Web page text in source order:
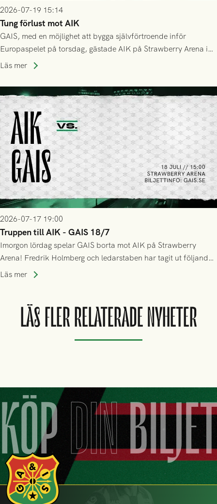
2026-07-19 15:14
Tung förlust mot AIK
GAIS, med en möjlighet att bygga självförtroende inför
Europaspelet på torsdag, gästade AIK på Strawberry Arena i
Stockholm . Men trots konstant hotande i första halvlek av
lyckades få in 2-0.
Läs mer
2026-07-17 19:00
Truppen till AIK - GAIS 18/7
Imorgon lördag spelar GAIS borta mot AIK på Strawberry
Arena! Fredrik Holmberg och ledarstaben har tagit ut följande
trupp till matchen:
Läs mer
LÄS FLER RELATERADE NYHETER
KÖPDIN